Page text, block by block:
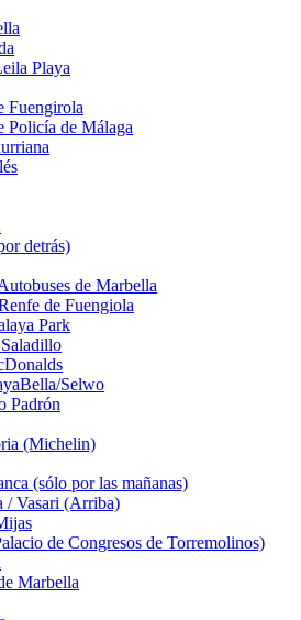
Playa
Fuengirola
Policía de Málaga
detrás)
de Marbella
de Fuengiola
Park
Selwo
Padrón
(Michelin)
(sólo por las mañanas)
/ Vasari (Arriba)
de Congresos de Torremolinos)
Marbella